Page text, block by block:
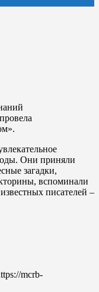
Они приняли
загадки,
вспоминали
писателей –
mcrb-